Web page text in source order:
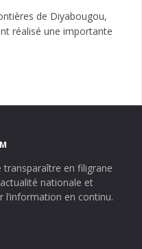
de Diyabougou,
réalisé une importante
en filigrane
nationale et
en continu.